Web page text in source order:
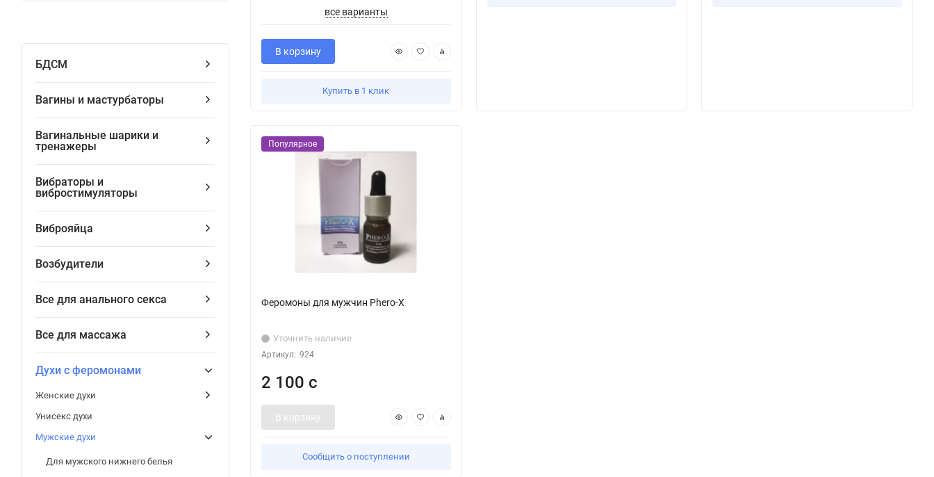
БДСМ
Вагины и мастурбаторы
Вагинальные шарики и
тренажеры
Вибраторы и
вибростимуляторы
Виброяйца
Возбудители
Все для анального секса
Все для массажа
Духи с феромонами
Женские духи
Унисекс духи
Мужские духи
Для мужского нижнего белья
все варианты
В корзину
Купить в 1 клик
Популярное
Феромоны для мужчин Phero-X
Уточнить наличие
Артикул: 924
2 100 с
В корзину
Сообщить о поступлении